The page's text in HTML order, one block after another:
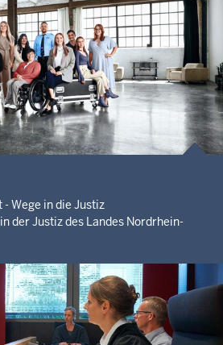
Wege in die Justiz
der Justiz des Landes Nordrhein-